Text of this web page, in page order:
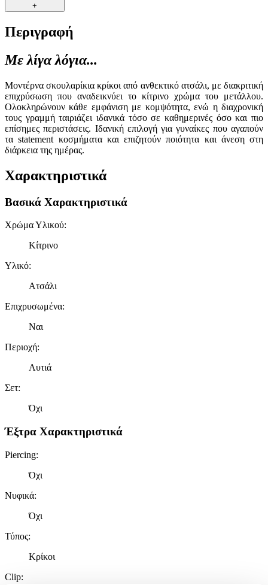
+
Περιγραφή
Με λίγα λόγια...
Μοντέρνα σκουλαρίκια κρίκοι από ανθεκτικό ατσάλι, με διακριτική
επιχρύσωση που αναδεικνύει το κίτρινο χρώμα του μετάλλου.
Ολοκληρώνουν κάθε εμφάνιση με κομψότητα, ενώ η διαχρονική
τους γραμμή ταιριάζει ιδανικά τόσο σε καθημερινές όσο και πιο
επίσημες περιστάσεις. Ιδανική επιλογή για γυναίκες που αγαπούν
τα statement κοσμήματα και επιζητούν ποιότητα και άνεση στη
διάρκεια της ημέρας.
Χαρακτηριστικά
Βασικά Χαρακτηριστικά
Χρώμα Υλικού:
Κίτρινο
Υλικό:
Ατσάλι
Επιχρυσωμένα:
Ναι
Περιοχή:
Αυτιά
Σετ:
Όχι
Έξτρα Χαρακτηριστικά
Piercing:
Όχι
Νυφικά:
Όχι
Τύπος:
Κρίκοι
Clip: